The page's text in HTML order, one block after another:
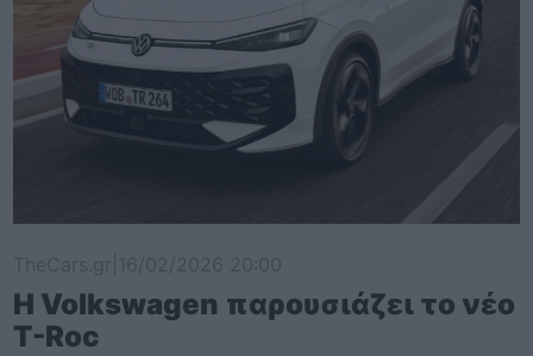
Η Volkswagen παρουσιάζει το νέο
T-Roc